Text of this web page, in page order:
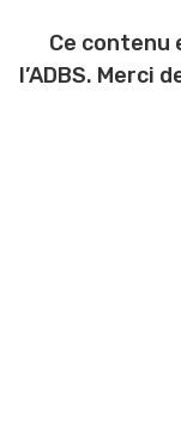
Ce contenu
l’ADBS. Merci